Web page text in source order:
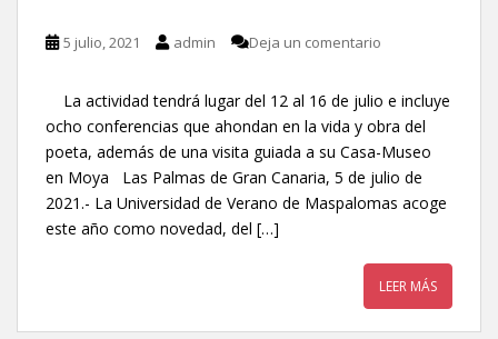
5 julio, 2021 admin Deja un comentario
La actividad tendrá lugar del 12 al 16 de julio e incluye
ocho conferencias que ahondan en la vida y obra del
poeta, además de una visita guiada a su Casa-Museo
en Moya Las Palmas de Gran Canaria, 5 de julio de
2021.- La Universidad de Verano de Maspalomas acoge
este año como novedad, del […]
LEER MÁS